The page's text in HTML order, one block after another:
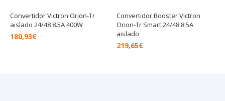
Convertidor Victron Orion-Tr
aislado 24/48 8.5A 400W
180,93€
Convertidor Booster Victron
Orion-Tr Smart 24/48 8.5A
aislado
219,65€